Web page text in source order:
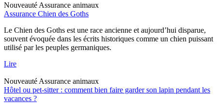
Nouveauté Assurance animaux
Assurance Chien des Goths
Le Chien des Goths est une race ancienne et aujourd’hui disparue,
souvent évoquée dans les écrits historiques comme un chien puissant
utilisé par les peuples germaniques.
Lire
Nouveauté Assurance animaux
Hôtel ou pet-sitter : comment bien faire garder son lapin pendant les
vacances ?